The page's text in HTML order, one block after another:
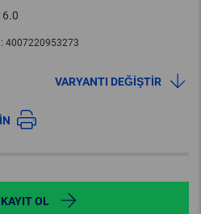
4007220953273
VARYANTI DEĞIŞTIR
OL